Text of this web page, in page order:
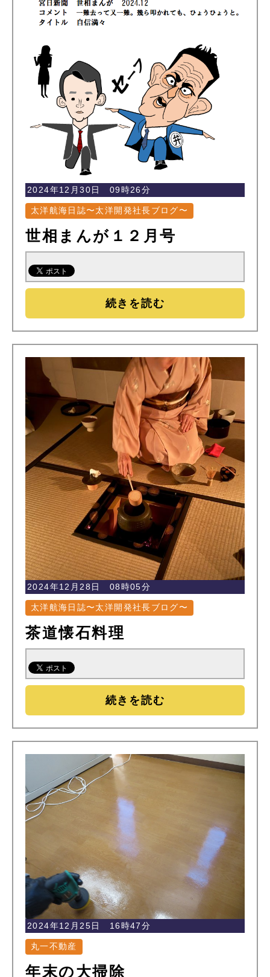
2024年12月30日 09時26分
太洋航海日誌〜太洋開発社長ブログ〜
世相まんが１２月号
続きを読む
2024年12月28日 08時05分
太洋航海日誌〜太洋開発社長ブログ〜
茶道懐石料理
続きを読む
2024年12月25日 16時47分
丸一不動産
年末の大掃除